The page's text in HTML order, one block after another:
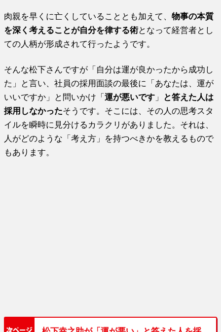
肉親を早くに亡くしていることとも加えて、物事の本質
を深く考えることが自分を律する術となって経営者とし
ての人柄が形成されて行ったようです。
そんな松下さんですが「自分は運が良かったから成功し
た」と言い、社員の採用面談の最後に「あなたは、運が
いいですか」と問いかけ「運が悪いです 」
と答えた人は
採用しなかったそうです。そこには、その人の思考スタ
イルを瞬時に見分けるカラクリがありました。それは、
人がどのような「考え方」を持つべきかを教えるもので
もあります。